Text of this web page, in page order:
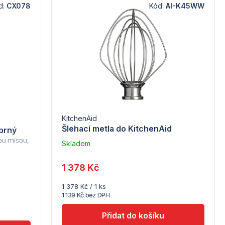
mísou,
CX078
Šlehací metla do KitchenAid
KitchenAid
Skladem
Troubsko
1 139 Kč bez DPH
1 378 Kč
Měrná
cena:
1 378 Kč / 1 ks
Kód: AI-K45WW